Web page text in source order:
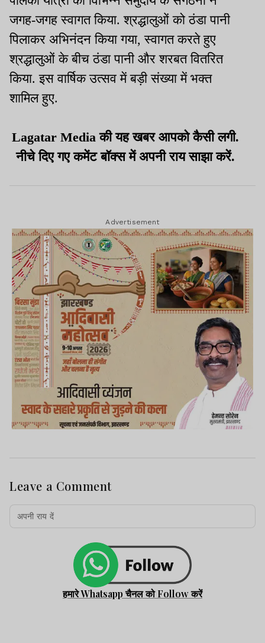
जगह-जगह स्वागत किया. श्रद्धालुओं को ठंडा पानी
पिलाकर अभिनंदन किया गया, स्वागत करते हुए
श्रद्धालुओं के बीच ठंडा पानी और शरबत वितरित
किया. इस वार्षिक उत्सव में बड़ी संख्या में भक्त
शामिल हुए.
Lagatar Media की यह खबर आपको कैसी लगी.
नीचे दिए गए कमेंट बॉक्स में अपनी राय साझा करें.
Advertisement
Leave a Comment
हमारे Whatsapp चैनल को Follow करें